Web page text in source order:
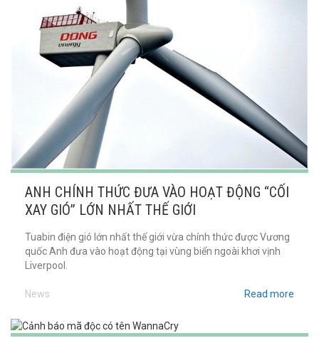
ANH CHÍNH THỨC ĐƯA VÀO HOẠT ĐỘNG “CỐI
XAY GIÓ” LỚN NHẤT THẾ GIỚI
Tuabin điện gió lớn nhất thế giới vừa chính thức được Vương
quốc Anh đưa vào hoạt động tại vùng biển ngoài khơi vịnh
Liverpool.
News Read more